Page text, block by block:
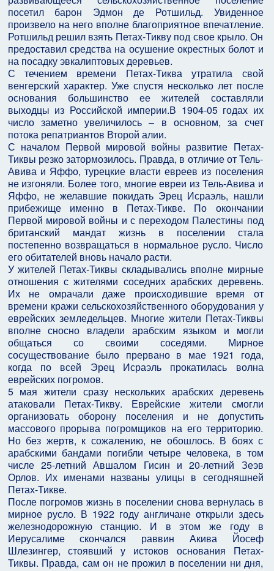
посетил барон Эдмон де Ротшильд. Увиденное
произвело на него вполне благоприятное впечатление.
Ротшильд решил взять Петах-Тикву под свое крыло. Он
предоставил средства на осушение окрестных болот и
на посадку эвкалиптовых деревьев.
С течением времени Петах-Тиква утратила свой
венгерский характер. Уже спустя несколько лет после
основания большинство ее жителей составляли
выходцы из Российской империи.В 1904-05 годах их
число заметно увеличилось – в основном, за счет
потока репатриантов Второй алии.
С началом Первой мировой войны развитие Петах-
Тиквы резко затормозилось. Правда, в отличие от Тель-
Авива и Яффо, турецкие власти евреев из поселения
не изгоняли. Более того, многие евреи из Тель-Авива и
Яффо, не желавшие покидать Эрец Исраэль, нашли
прибежище именно в Петах-Тикве. По окончании
Первой мировой войны и с переходом Палестины под
британский мандат жизнь в поселении стала
постепенно возвращаться в нормальное русло. Число
его обитателей вновь начало расти.
У жителей Петах-Тиквы складывались вполне мирные
отношения с жителями соседних арабских деревень.
Их не омрачали даже происходившие время от
времени кражи сельскохозяйственного оборудования у
еврейских земледельцев. Многие жители Петах-Тиквы
вполне сносно владели арабским языком и могли
общаться со своими соседями. Мирное
сосуществование было прервано в мае 1921 года,
когда по всей Эрец Исраэль прокатилась волна
еврейских погромов.
5 мая жители сразу нескольких арабских деревень
атаковали Петах-Тикву. Еврейские жители смогли
организовать оборону поселения и не допустить
массового прорыва погромщиков на его территорию.
Но без жертв, к сожалению, не обошлось. В боях с
арабскими бандами погибли четыре человека, в том
числе 25-летний Авшалом Гисин и 20-летний Зеэв
Орлов. Их именами названы улицы в сегодняшней
Петах-Тикве.
После погромов жизнь в поселении снова вернулась в
мирное русло. В 1922 году англичане открыли здесь
железнодорожную станцию. И в этом же году в
Иерусалиме скончался раввин Акива Йосеф
Шлезингер, стоявший у истоков основания Петах-
Тиквы. Правда, сам он не прожил в поселении ни дня,